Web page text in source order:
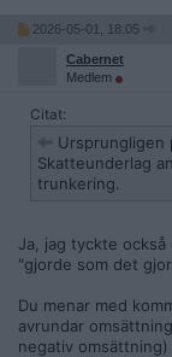
2026-05-01, 18:05
Cabernet
Medlem
Citat:
Ursprungligen
Skatteunderlag
trunkering.
Ja, jag tyckte
"gjorde som det
Du menar med
avrundar
negativ